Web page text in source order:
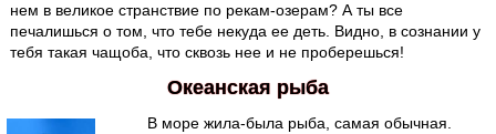
нем в великое странствие по рекам-озерам? А ты все
печалишься о том, что тебе некуда ее деть. Видно, в сознании у
тебя такая чащоба, что сквозь нее и не проберешься!
Океанская рыба
В море жила-была рыба, самая обычная.